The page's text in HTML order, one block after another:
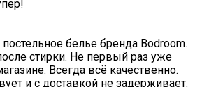
белье бренда Bodroom.
стирки. Не первый раз уже
Всегда всё качественно.
и с доставкой не задерживает.